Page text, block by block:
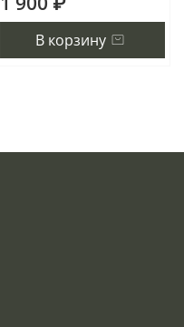
В корзину